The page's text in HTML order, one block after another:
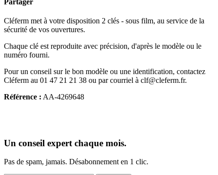
Cléferm met à votre disposition 2 clés - sous film, au service de la
sécurité de vos ouvertures.
Chaque clé est reproduite avec précision, d'après le modèle ou le
numéro fourni.
Pour un conseil sur le bon modèle ou une identification, contactez
Cléferm au 01 47 21 21 38 ou par courriel à clf@cleferm.fr.
Référence : AA-4269648
Un conseil expert chaque mois.
Pas de spam, jamais. Désabonnement en 1 clic.